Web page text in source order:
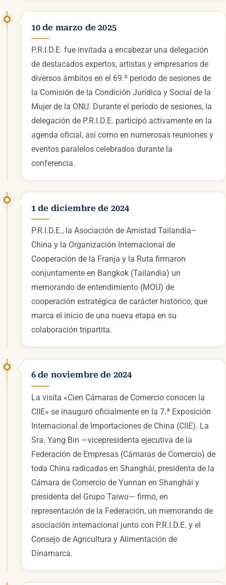
10 de marzo de 2025
P.R.I.D.E. fue invitada a encabezar una delegación
de destacados expertos, artistas y empresarios de
diversos ámbitos en el 69.º período de sesiones de
la Comisión de la Condición Jurídica y Social de la
Mujer de la ONU. Durante el período de sesiones, la
delegación de P.R.I.D.E. participó activamente en la
agenda oficial, así como en numerosas reuniones y
eventos paralelos celebrados durante la
conferencia.
1 de diciembre de 2024
P.R.I.D.E., la Asociación de Amistad Tailandia–
China y la Organización Internacional de
Cooperación de la Franja y la Ruta firmaron
conjuntamente en Bangkok (Tailandia) un
memorando de entendimiento (MOU) de
cooperación estratégica de carácter histórico, que
marca el inicio de una nueva etapa en su
colaboración tripartita.
6 de noviembre de 2024
La visita «Cien Cámaras de Comercio conocen la
CIIE» se inauguró oficialmente en la 7.ª Exposición
Internacional de Importaciones de China (CIIE). La
Sra. Yang Bin —vicepresidenta ejecutiva de la
Federación de Empresas (Cámaras de Comercio) de
toda China radicadas en Shanghái, presidenta de la
Cámara de Comercio de Yunnan en Shanghái y
presidenta del Grupo Taiwu— firmó, en
representación de la Federación, un memorando de
asociación internacional junto con P.R.I.D.E. y el
Consejo de Agricultura y Alimentación de
Dinamarca.